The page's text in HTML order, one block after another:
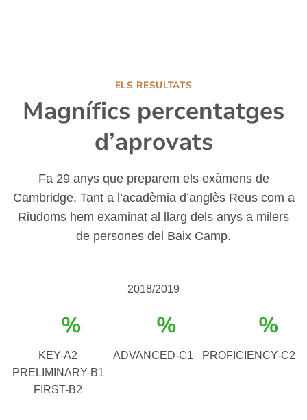
ELS RESULTATS
Magnífics percentatges
d’aprovats
Fa 29 anys que preparem els exàmens de
Cambridge. Tant a l’acadèmia d’anglès Reus com a
Riudoms hem examinat al llarg dels anys a milers
de persones del Baix Camp.
2018/2019
%
KEY-A2
PRELIMINARY-B1
FIRST-B2
%
ADVANCED-C1
%
PROFICIENCY-C2